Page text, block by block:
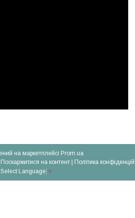
на маркетплейсі Prom.ua
Поскаржитися на контент
Політика
Select Language ▼